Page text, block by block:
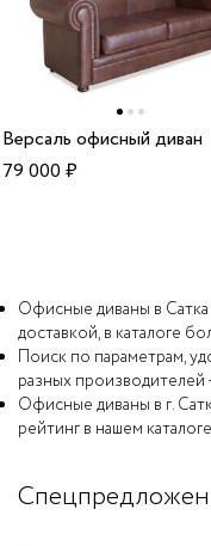
Версаль офисный диван
79 000₽
Офисные диваны в
доставкой, в каталоге
Поиск по параметрам,
разных производителей
Офисные диваны в г.
рейтинг в нашем